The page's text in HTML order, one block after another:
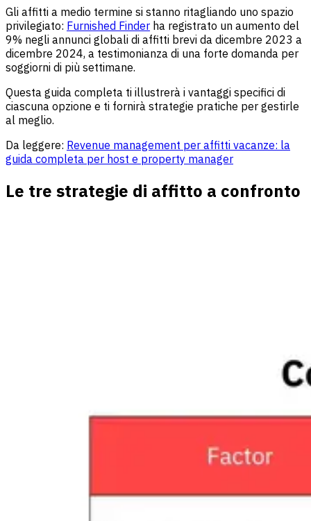
Gli affitti a medio termine si stanno ritagliando uno spazio
privilegiato: Furnished Finder ha registrato un aumento del
9% negli annunci globali di affitti brevi da dicembre 2023 a
dicembre 2024, a testimonianza di una forte domanda per
soggiorni di più settimane.
Questa guida completa ti illustrerà i vantaggi specifici di
ciascuna opzione e ti fornirà strategie pratiche per gestirle
al meglio.
Da leggere: Revenue management per affitti vacanze: la
guida completa per host e property manager
Le tre strategie di affitto a confronto